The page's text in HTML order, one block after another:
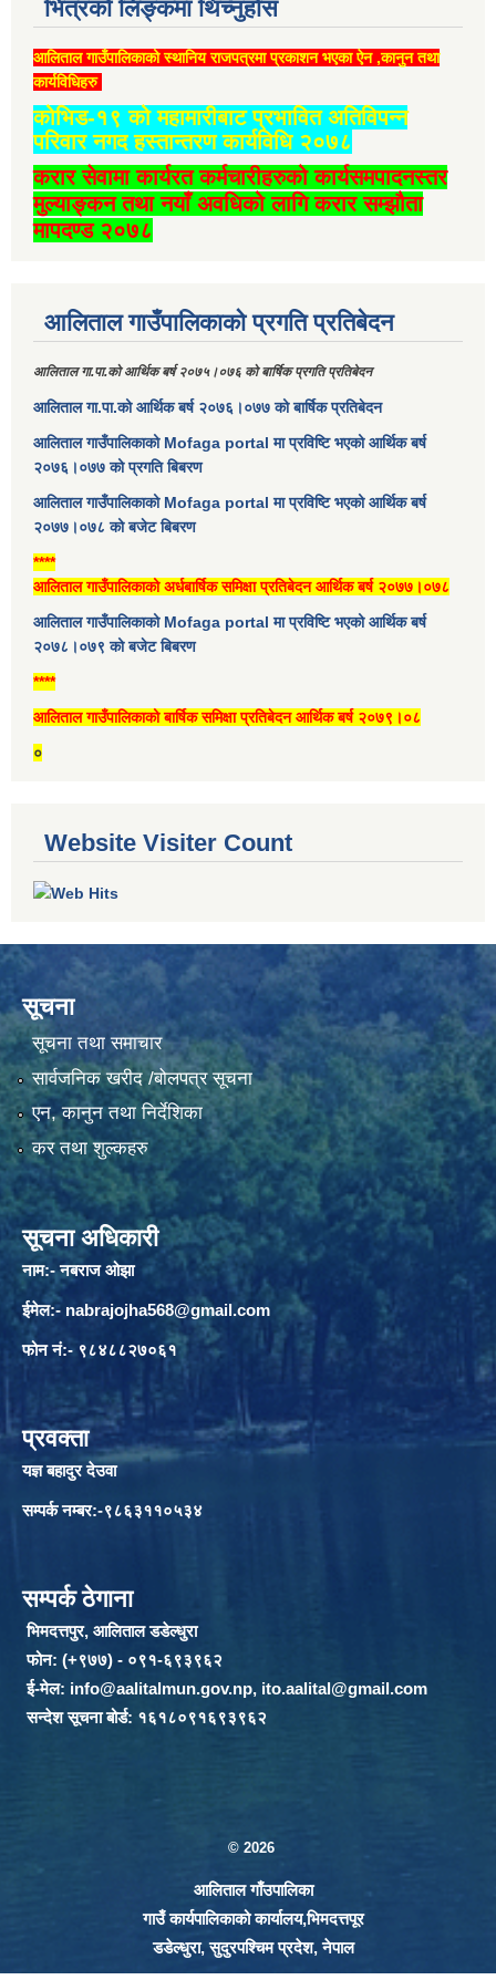
भित्रको लिङ्कमा थिच्‍नुहोस
आलिताल गाउँपालिकाको स्थानिय राजपत्रमा प्रकाशन भएका ऐन ,कानुन तथा
कार्यविधिहरु
कोभिड-१९ को महामारीबाट प्रभावित अतिविपन्न
परिवार नगद हस्तान्तरण कार्यविधि २०७८
करार सेवामा कार्यरत कर्मचारीहरुको कार्यसमपादनस्तर
मुल्याङ्कन तथा नयाँ अवधिको लागि करार सम्झौता
मापदण्ड २०७८
आलिताल गाउँपालिकाको प्रगति प्रतिबेदन
आलिताल गा.पा.को आर्थिक बर्ष २०७५।०७६ को बार्षिक प्रगति प्रतिबेदन
आलिताल गा.पा.को आर्थिक बर्ष २०७६।०७७ को बार्षिक प्रतिबेदन
आलिताल गाउँपालिकाको Mofaga portal मा प्रविष्टि भएको आर्थिक बर्ष
२०७६।०७७ को प्रगति बिबरण
आलिताल गाउँपालिकाको Mofaga portal मा प्रविष्टि भएको आर्थिक बर्ष
२०७७।०७८ को बजेट बिबरण
****
आलिताल गाउँपालिकाको अर्धबार्षिक समिक्षा प्रतिबेदन आर्थिक बर्ष २०७७।०७८
आलिताल गाउँपालिकाको Mofaga portal मा प्रविष्टि भएको आर्थिक बर्ष
२०७८।०७९ को बजेट बिबरण
****
आलिताल गाउँपालिकाको बार्षिक समिक्षा प्रतिबेदन आर्थिक बर्ष २०७९।०८
०
Website Visiter Count
सूचना
सूचना तथा समाचार
सार्वजनिक खरीद /बोलपत्र सूचना
एन, कानुन तथा निर्देशिका
कर तथा शुल्कहरु
सूचना अधिकारी
नाम:- नबराज ओझा
ईमेल:- nabrajojha568@gmail.com
फोन नं:- ९८४८८२७०६१
प्रवक्ता
यज्ञ बहादुर देउवा
सम्पर्क नम्बर:-९८६३११०५३४
सम्पर्क ठेगाना
भिमदत्तपुर, आलिताल डडेल्धुरा
फोन: (+९७७) - ०९१-६९३९६२
ई-मेल: info@aalitalmun.gov.np, ito.aalital@gmail.com
सन्देश सूचना बोर्ड: १६१८०९१६९३९६२
© 2026
आलिताल गाँउपालिका
गाउँ कार्यपालिकाको कार्यालय,भिमदत्तपूर
डडेल्धुरा, सुदुरपश्चिम प्रदेश, नेपाल